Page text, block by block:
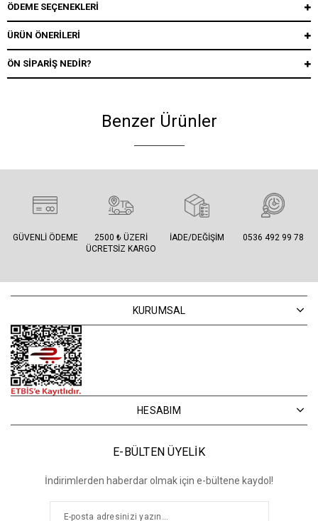
ÖDEME SEÇENEKLERI
ÜRÜN ÖNERILERI
ÖN SIPARIŞ NEDIR?
Benzer Ürünler
GÜVENLI ÖDEME
2500 ₺ ÜZERI
ÜCRETSIZ KARGO
İADE/DEĞIŞIM 0536 492 99 78
KURUMSAL
HESABIM
E-BÜLTEN ÜYELİK
İndirimlerden haberdar olmak için e-bültene kaydol!